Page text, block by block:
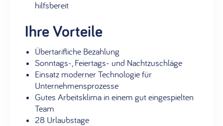
hilfsbereit
Ihre Vorteile
Übertarifliche Bezahlung
Sonntags-, Feiertags- und Nachtzuschläge
Einsatz moderner Technologie für
Unternehmensprozesse
Gutes Arbeitsklima in einem gut eingespielten
Team
28 Urlaubstage